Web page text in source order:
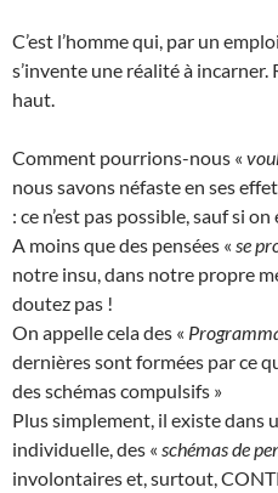
C’est l’homme qui, par un
s’invente une réalité à
haut.
Comment pourrions-nous «
nous savons néfaste en ses
: ce n’est pas possible, sauf si
A moins que des pensées « se
notre insu, dans notre propre
doutez pas !
On appelle cela des «
dernières sont formées par ce
des schémas compulsifs »
Plus simplement, il existe dans
individuelle, des « schémas de
involontaires et, surtout,